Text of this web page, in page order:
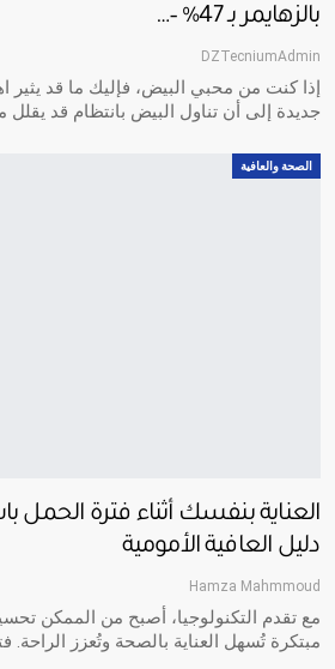
بالزهايمر بـ 47% –…
DZTecniumAdmin
إذا كنت من محبي البيض، فإليك ما قد
جديدة إلى أن تناول البيض بانتظام قد
الصحة والعافية
العناية بنفسك أثناء فترة الحمل
دليل العافية الأمومية
Hamza Mahmmoud
مع تقدم التكنولوجيا، أصبح من الممكن
مبتكرة تُسهل العناية بالصحة وتُعزز الراحة.